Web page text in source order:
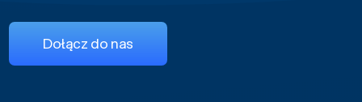
Dołącz do nas